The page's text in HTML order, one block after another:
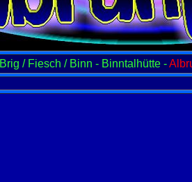
Brig / Fiesch / Binn - Binntalhütte -